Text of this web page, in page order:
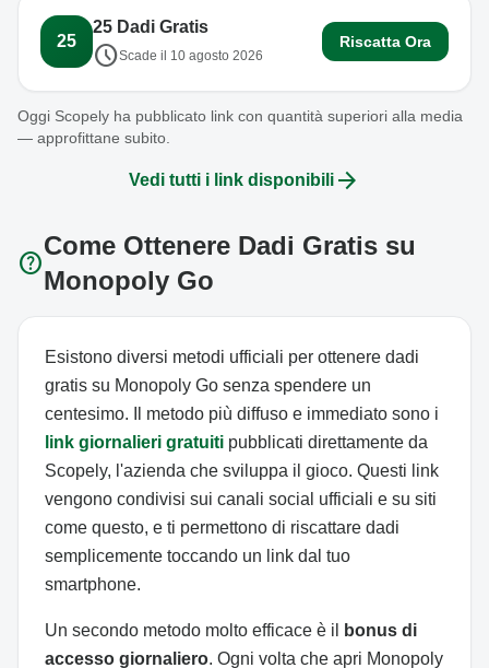
25
25 Dadi Gratis
scheduleScade il 10 agosto 2026
Riscatta Ora
Oggi Scopely ha pubblicato link con quantità superiori alla media
— approfittane subito.
Vedi tutti i link disponibili arrow_forward
help_outline
Come Ottenere Dadi Gratis su
Monopoly Go
Esistono diversi metodi ufficiali per ottenere dadi
gratis su Monopoly Go senza spendere un
centesimo. Il metodo più diffuso e immediato sono i
link giornalieri gratuiti pubblicati direttamente da
Scopely, l'azienda che sviluppa il gioco. Questi link
vengono condivisi sui canali social ufficiali e su siti
come questo, e ti permettono di riscattare dadi
semplicemente toccando un link dal tuo
smartphone.
Un secondo metodo molto efficace è il
bonus di
accesso giornaliero. Ogni volta che apri Monopoly